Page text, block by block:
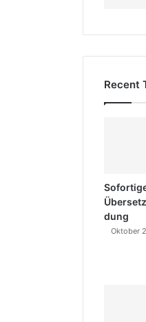
Recent
dung
Oktober